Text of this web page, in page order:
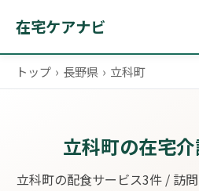
在宅ケアナビ
トップ › 長野県 › 立科町
立科町の在宅
立科町の配食サービス3件 / 訪